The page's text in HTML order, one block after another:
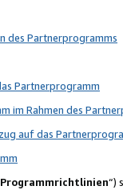
des Partnerprogramms
Partnerprogramm
im Rahmen des
auf das
Programmrichtlinien“)